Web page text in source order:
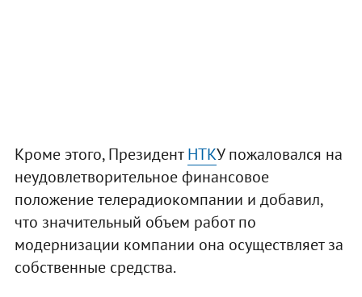
Кроме этого, ПрезидентНТКУ пожаловался на
неудовлетворительное финансовое
положение телерадиокомпании и добавил,
что значительный объем работ по
модернизации компании она осуществляет за
собственные средства.